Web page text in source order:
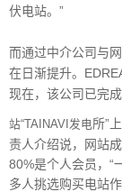
伏电站。”
而通过中介公司与
在日渐提升。
现在，该公司已完
站“TAINAVI发电所”
责人介绍说，网站
80%是个人会员，“
多人挑选购买电站